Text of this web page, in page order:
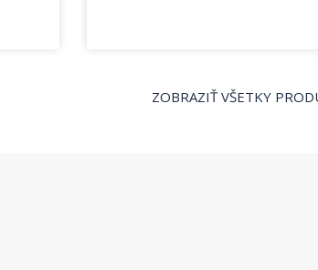
ZOBRAZIŤ VŠETKY